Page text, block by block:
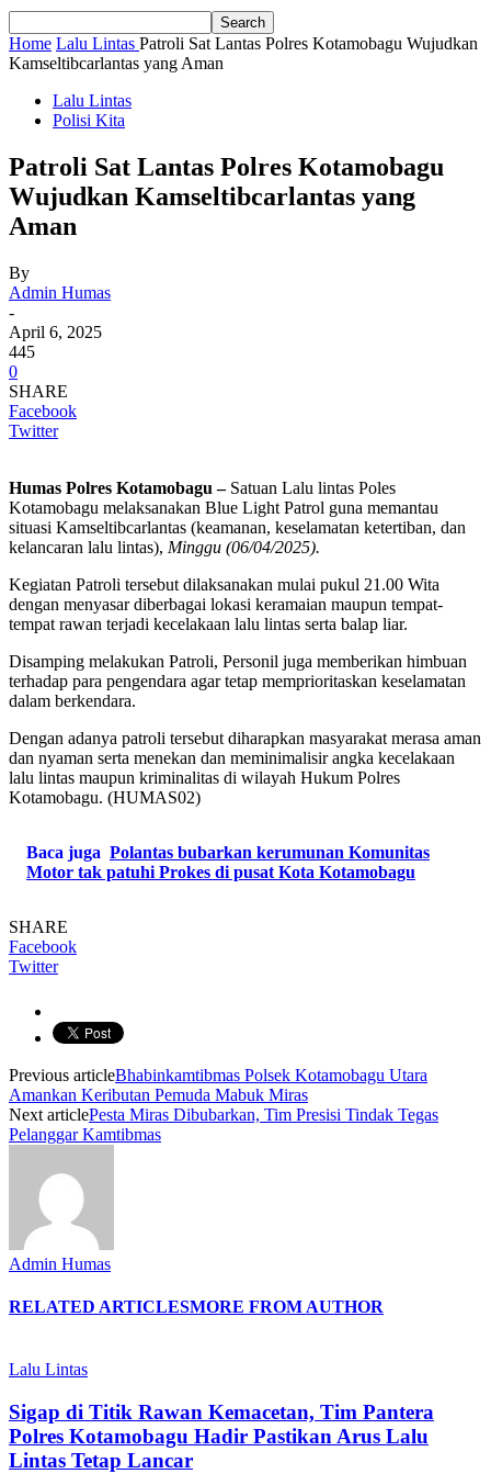
Home Lalu Lintas Patroli Sat Lantas Polres Kotamobagu Wujudkan
Kamseltibcarlantas yang Aman
Lalu Lintas
Polisi Kita
Patroli Sat Lantas Polres Kotamobagu
Wujudkan Kamseltibcarlantas yang
Aman
By
Admin Humas
-
April 6, 2025
445
0
SHARE
Facebook
Twitter
Humas Polres Kotamobagu –Satuan Lalu lintas Poles
Kotamobagu melaksanakan Blue Light Patrol guna memantau
situasi Kamseltibcarlantas (keamanan, keselamatan ketertiban, dan
kelancaran lalu lintas), Minggu (06/04/2025).
Kegiatan Patroli tersebut dilaksanakan mulai pukul 21.00 Wita
dengan menyasar diberbagai lokasi keramaian maupun tempat-
tempat rawan terjadi kecelakaan lalu lintas serta balap liar.
Disamping melakukan Patroli, Personil juga memberikan himbuan
terhadap para pengendara agar tetap memprioritaskan keselamatan
dalam berkendara.
Dengan adanya patroli tersebut diharapkan masyarakat merasa aman
dan nyaman serta menekan dan meminimalisir angka kecelakaan
lalu lintas maupun kriminalitas di wilayah Hukum Polres
Kotamobagu. (HUMAS02)
Baca juga Polantas bubarkan kerumunan Komunitas
Motor tak patuhi Prokes di pusat Kota Kotamobagu
SHARE
Facebook
Twitter
Previous articleBhabinkamtibmas Polsek Kotamobagu Utara
Amankan Keributan Pemuda Mabuk Miras
Next articlePesta Miras Dibubarkan, Tim Presisi Tindak Tegas
Pelanggar Kamtibmas
Admin Humas
RELATED ARTICLESMORE FROM AUTHOR
Lalu Lintas
Sigap di Titik Rawan Kemacetan, Tim Pantera
Polres Kotamobagu Hadir Pastikan Arus Lalu
Lintas Tetap Lancar